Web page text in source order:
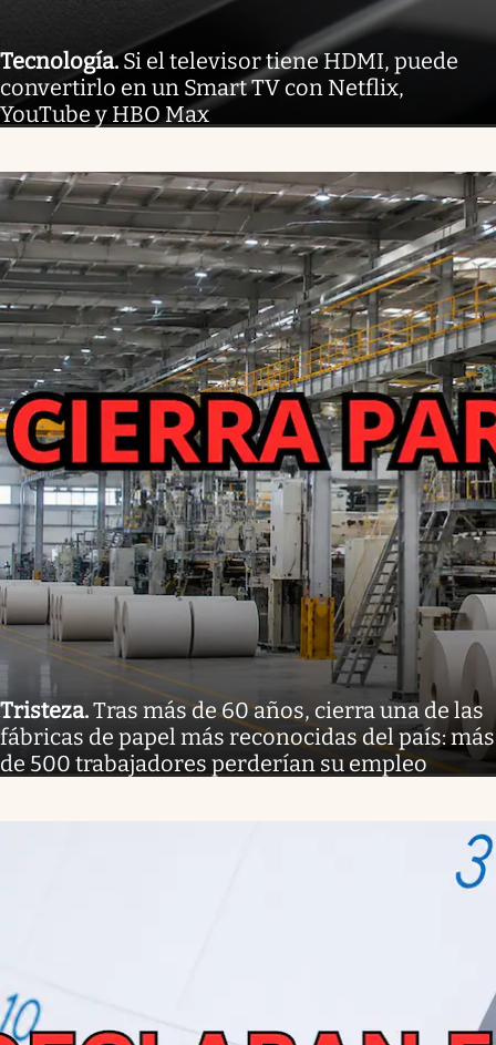
Tecnología.Si el televisor tiene HDMI, puede
convertirlo en un Smart TV con Netflix,
YouTube y HBO Max
Tristeza.Tras más de 60 años, cierra una de las
fábricas de papel más reconocidas del país: más
de 500 trabajadores perderían su empleo